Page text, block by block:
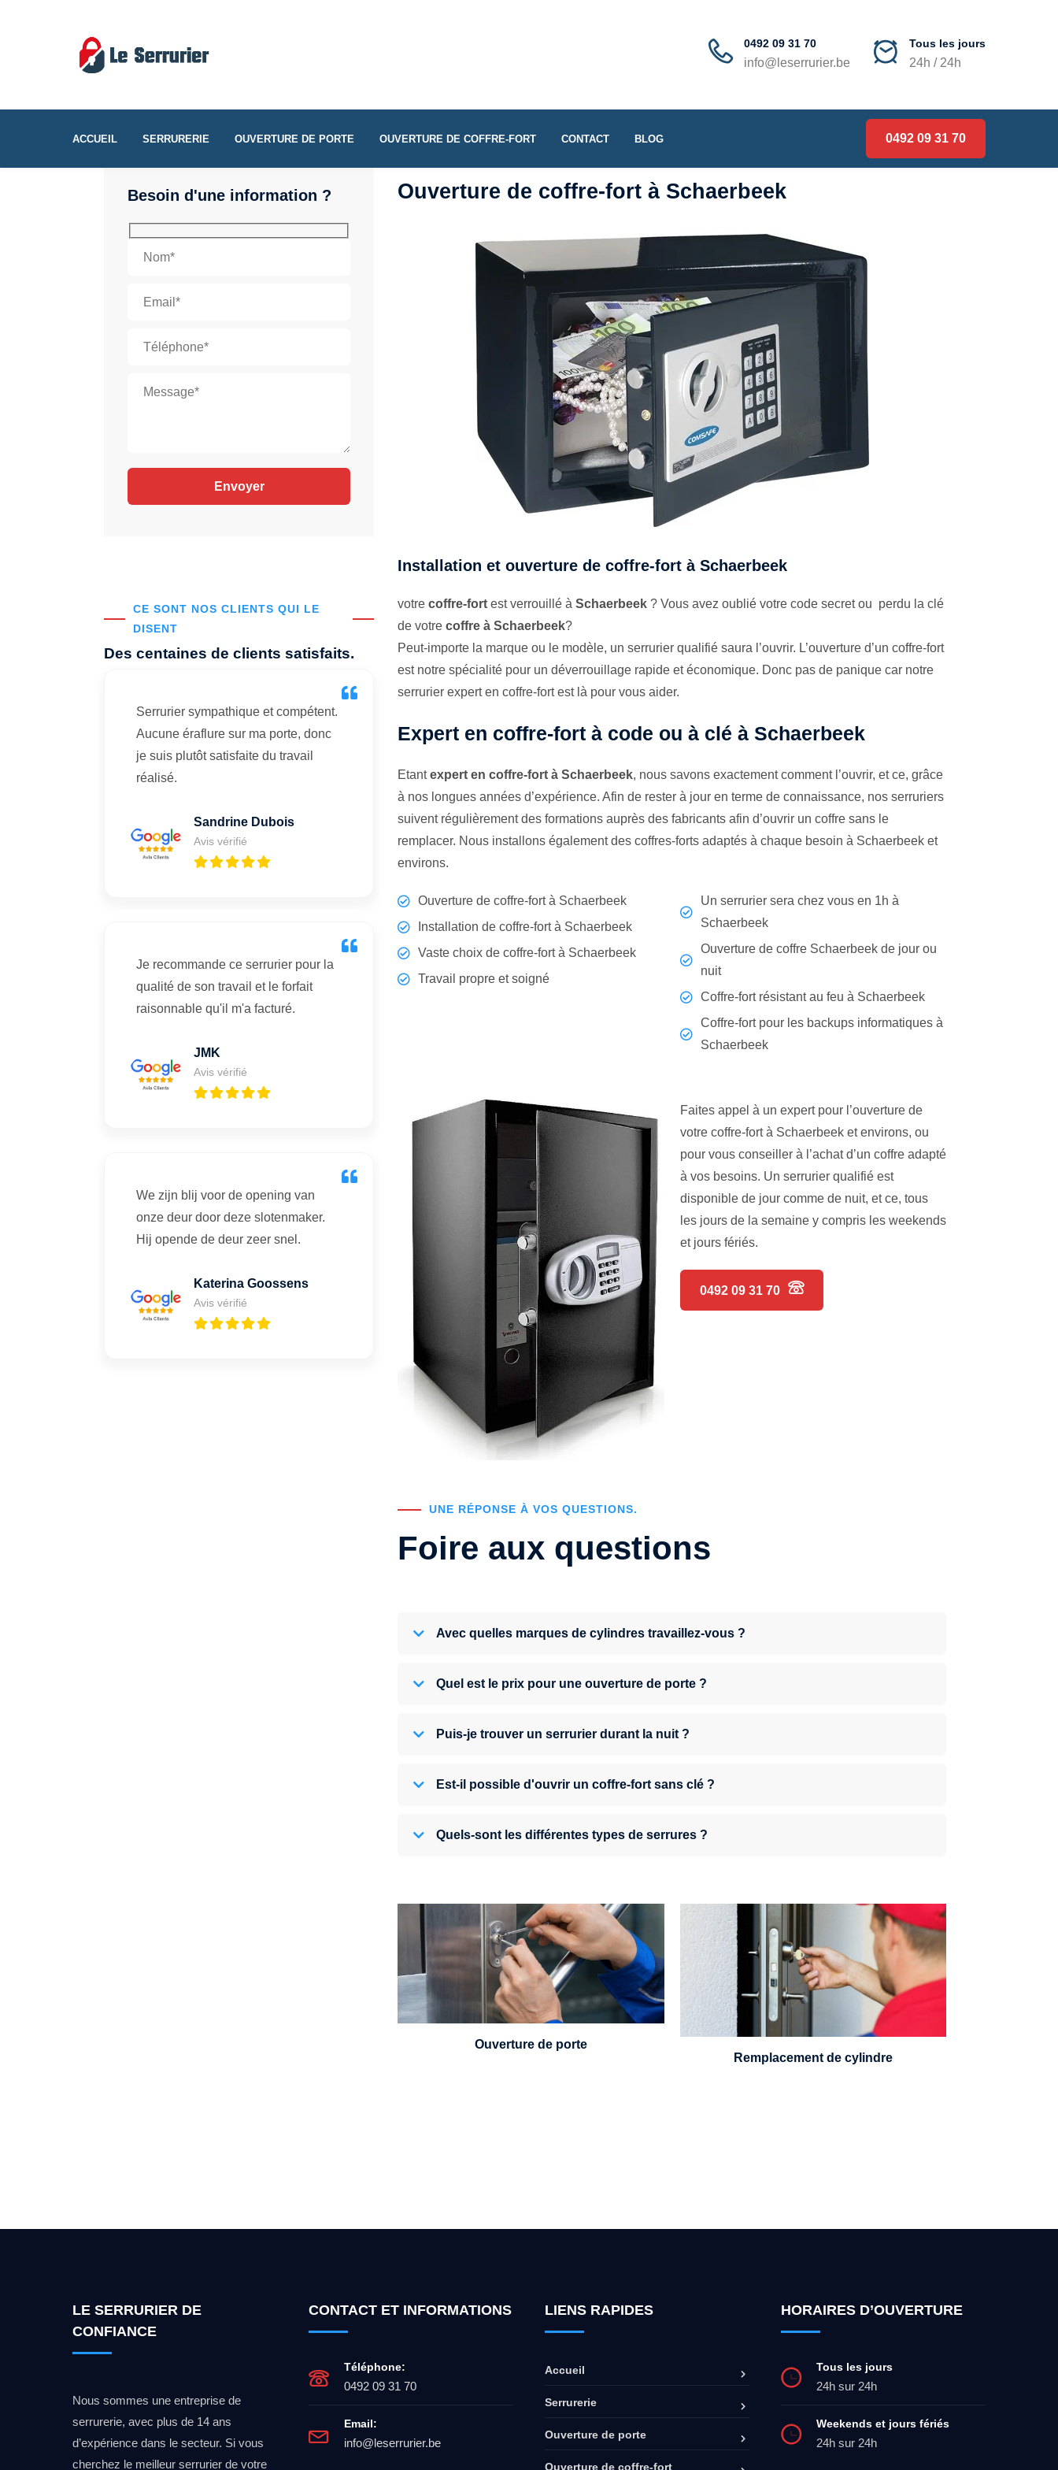
0492 09 31 70
info@leserrurier.be
Tous les jours
24h / 24h
ACCUEIL SERRURERIE OUVERTURE DE PORTE OUVERTURE DE COFFRE-FORT CONTACT BLOG 0492 09 31 70
Besoin d'une information ?
CE SONT NOS CLIENTS QUI LE
DISENT
Des centaines de clients satisfaits.
Serrurier sympathique et compétent.
Aucune éraflure sur ma porte, donc
je suis plutôt satisfaite du travail
réalisé.
Sandrine Dubois
Avis vérifié
Je recommande ce serrurier pour la
qualité de son travail et le forfait
raisonnable qu'il m'a facturé.
JMK
Avis vérifié
We zijn blij voor de opening van
onze deur door deze slotenmaker.
Hij opende de deur zeer snel.
Katerina Goossens
Avis vérifié
Ouverture de coffre-fort à Schaerbeek
Installation et ouverture de coffre-fort à Schaerbeek
votrecoffre-fort est verrouillé àSchaerbeek ? Vous avez oublié votre code secret ou perdu la clé
de votrecoffre à Schaerbeek?
Peut-importe la marque ou le modèle, un serrurier qualifié saura l’ouvrir. L’ouverture d’un coffre-fort
est notre spécialité pour un déverrouillage rapide et économique. Donc pas de panique car notre
serrurier expert en coffre-fort est là pour vous aider.
Expert en coffre-fort à code ou à clé à Schaerbeek
Etantexpert en coffre-fort à Schaerbeek, nous savons exactement comment l’ouvrir, et ce, grâce
à nos longues années d’expérience. Afin de rester à jour en terme de connaissance, nos serruriers
suivent régulièrement des formations auprès des fabricants afin d’ouvrir un coffre sans le
remplacer. Nous installons également des coffres-forts adaptés à chaque besoin à Schaerbeek et
environs.
Ouverture de coffre-fort à Schaerbeek
Installation de coffre-fort à Schaerbeek
Vaste choix de coffre-fort à Schaerbeek
Travail propre et soigné
Un serrurier sera chez vous en 1h à
Schaerbeek
Ouverture de coffre Schaerbeek de jour ou
nuit
Coffre-fort résistant au feu à Schaerbeek
Coffre-fort pour les backups informatiques à
Schaerbeek
Faites appel à un expert pour l’ouverture de
votre coffre-fort à Schaerbeek et environs, ou
pour vous conseiller à l’achat d’un coffre adapté
à vos besoins. Un serrurier qualifié est
disponible de jour comme de nuit, et ce, tous
les jours de la semaine y compris les weekends
et jours fériés.
0492 09 31 70
UNE RÉPONSE À VOS QUESTIONS.
Foire aux questions
Avec quelles marques de cylindres travaillez-vous ?
Quel est le prix pour une ouverture de porte ?
Puis-je trouver un serrurier durant la nuit ?
Est-il possible d'ouvrir un coffre-fort sans clé ?
Quels-sont les différentes types de serrures ?
Vous avez perdu vos clés ou la porte s'est
refermée derrière vous ? Un serrurier est
disponible 24h/7.
Ouverture de porte
Un serrurier sera en mesure de choisir et
remplacer un cylindre standard, à 5
leviers ou à 3 leviers, Mul-T-Lock ou
encore multipoints.
Remplacement de cylindre
LE SERRURIER DE
CONFIANCE
Nous sommes une entreprise de
serrurerie, avec plus de 14 ans
d’expérience dans le secteur. Si vous
cherchez le meilleur serrurier de votre
CONTACT ET INFORMATIONS
Téléphone:
0492 09 31 70
Email:
info@leserrurier.be
LIENS RAPIDES
Accueil
Serrurerie
Ouverture de porte
Ouverture de coffre-fort
HORAIRES D’OUVERTURE
Tous les jours
24h sur 24h
Weekends et jours fériés
24h sur 24h